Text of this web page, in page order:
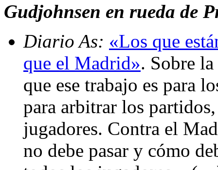
Gudjohnsen en rueda de
Diario As: «Los que
que el Madrid». Sobre
que ese trabajo es para
para arbitrar los
jugadores. Contra el
no debe pasar y cómo